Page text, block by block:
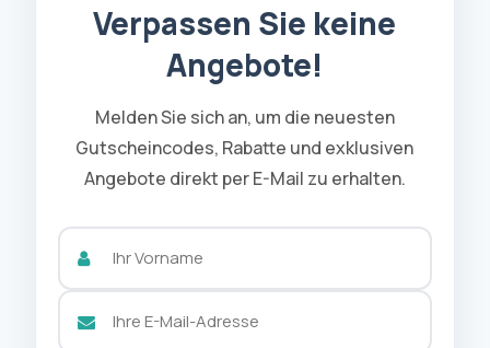
Verpassen Sie keine
Angebote!
Melden Sie sich an, um die neuesten
Gutscheincodes, Rabatte und exklusiven
Angebote direkt per E-Mail zu erhalten.